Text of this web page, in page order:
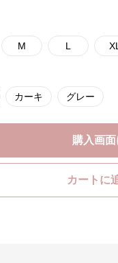
M L XL
カーキ グレー
購入画
カートに